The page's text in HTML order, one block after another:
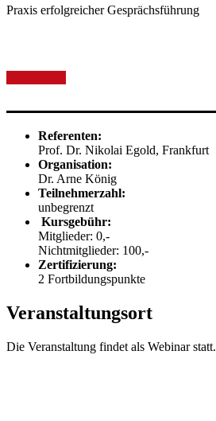
Praxis erfolgreicher Gesprächsführung
Referenten:
Prof. Dr. Nikolai Egold, Frankfurt
Organisation:
Dr. Arne König
Teilnehmerzahl:
unbegrenzt
Kursgebühr:
Mitglieder: 0,-
Nichtmitglieder: 100,-
Zertifizierung:
2 Fortbildungspunkte
Veranstaltungsort
Die Veranstaltung findet als Webinar statt.